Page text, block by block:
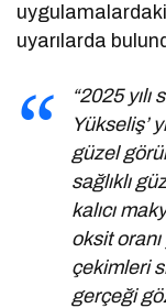
uyarılarda
“2025
Yükseliş’
güzel
sağlıklı
kalıcı
oksit
çekimleri
gerçeği